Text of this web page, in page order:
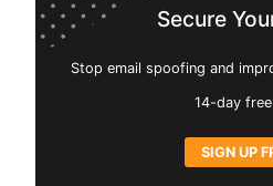
Secure
Stop email spoofing and
14-day
SIGN UP